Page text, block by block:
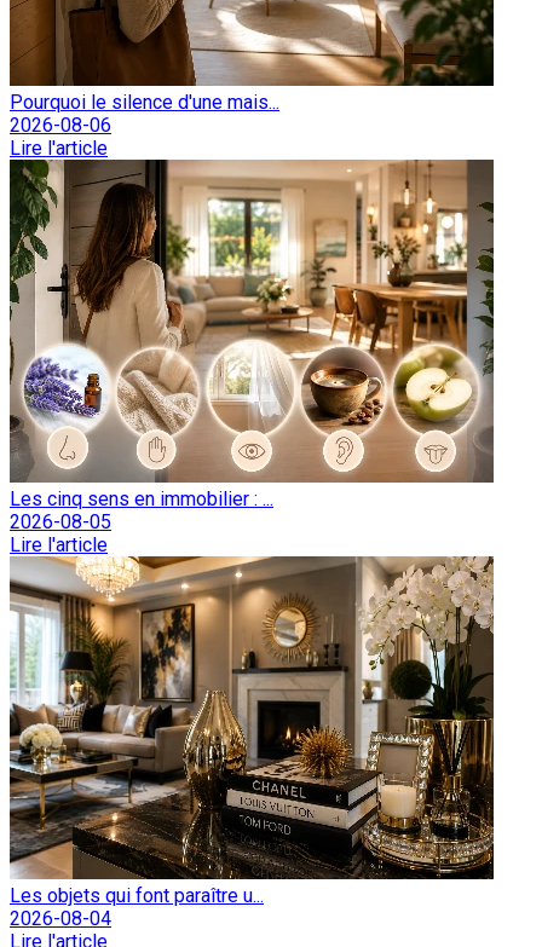
Pourquoi le silence d'une mais...
2026-08-06
Lire l'article
Les cinq sens en immobilier : ...
2026-08-05
Lire l'article
Les objets qui font paraître u...
2026-08-04
Lire l'article